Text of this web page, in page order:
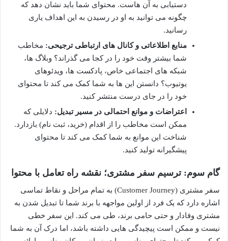
دستیابی به آن هاست. محتوای شما باید نشان دهد که
چگونه می توانید به او در رسیدن به این اهداف یاری
رسانید.
منابع اطلاعاتی و کانال های ارتباطی ترجیحی: مخاطب
شما بیشتر وقت خود را در کجا می گذراند؟ وبلاگ ها،
شبکه های اجتماعی خاص، پادکست ها، ویدئوهای
یوتیوب؟ دانستن این ها به شما کمک می کند تا محتوای
خود را در جای درست منتشر کنید.
اعتراضات و موانع احتمالی در مسیر تبدیل: دلایلی که
ممکن است مخاطب را از اقدام (خرید، ثبت نام) بازدارد.
شناخت این موانع به شما کمک می کند تا محتوای
پیشگیرانه تولید کنید.
گام سوم: ترسیم سفر مشتری؛ نقشه راه تعامل با محتوا
سفر مشتری (Customer Journey) به تمام مراحل و نقاط تماسی
اشاره دارد که یک فرد از اولین مواجهه با برند شما تا تبدیل شدن به
مشتری وفادار و حتی حامی برند، طی می کند. این سفر خطی
نیست و ممکن است پیچیدگی هایی داشته باشد، اما درک آن به شما